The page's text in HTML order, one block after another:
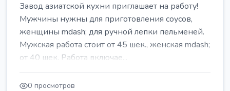
Завод азиатской кухни приглашает на работу!
Мужчины нужны для приготовления соусов,
женщины mdash; для ручной лепки пельменей.
Мужская работа стоит от 45 шек., женская mdash;
от 40 шек. Работа включае...
0 просмотров